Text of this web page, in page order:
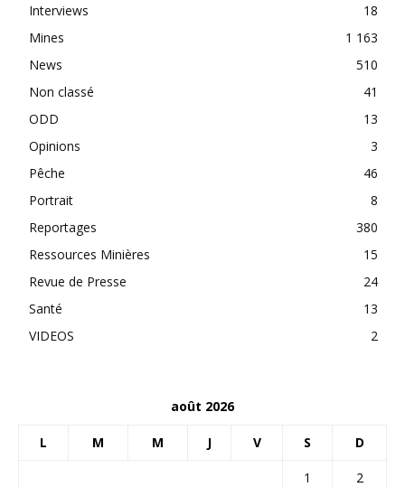
Interviews
18
Mines
1 163
News
510
Non classé
41
ODD
13
Opinions
3
Pêche
46
Portrait
8
Reportages
380
Ressources Minières
15
Revue de Presse
24
Santé
13
VIDEOS
2
août 2026
L M M J V S D
1
2